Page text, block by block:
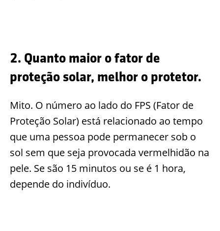
2. Quanto maior o fator de
proteção solar, melhor o protetor.
Mito. O número ao lado do FPS (Fator de
Proteção Solar) está relacionado ao tempo
que uma pessoa pode permanecer sob o
sol sem que seja provocada vermelhidão na
pele. Se são 15 minutos ou se é 1 hora,
depende do indivíduo.